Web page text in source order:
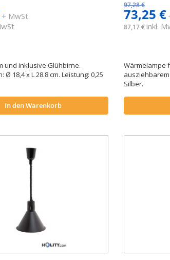
+ MwSt
und inklusive Glühbirne.
Ø 18,4 x L 28.8 cm. Leistung: 0,25
In den Warenkorb
97,28 €
73,25 €
87,17 € inkl.
Wärmelampe
ausziehbarem
Silber.